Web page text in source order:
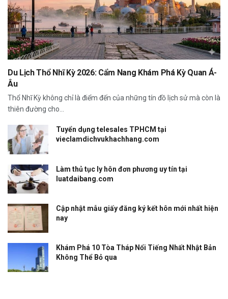
Du Lịch Thổ Nhĩ Kỳ 2026: Cẩm Nang Khám Phá Kỳ Quan Á-
Âu
Thổ Nhĩ Kỳ không chỉ là điểm đến của những tín đồ lịch sử mà còn là
thiên đường cho...
Tuyển dụng telesales TPHCM tại
vieclamdichvukhachhang.com
Làm thủ tục ly hôn đơn phương uy tín tại
luatdaibang.com
Cập nhật mẫu giấy đăng ký kết hôn mới nhất hiện
nay
Khám Phá 10 Tòa Tháp Nổi Tiếng Nhất Nhật Bản
Không Thể Bỏ qua